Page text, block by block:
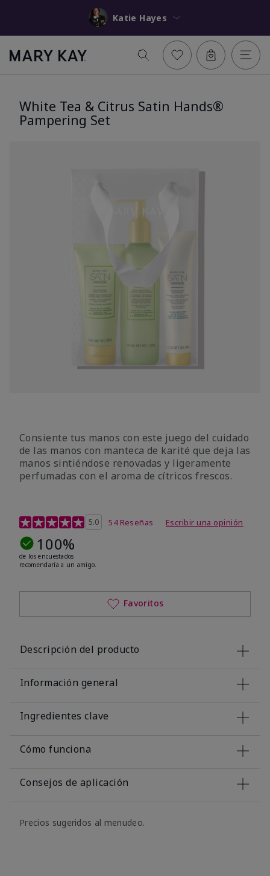
Katie Hayes
White Tea & Citrus Satin Hands®
Pampering Set
Consiente tus manos con este juego del cuidado
de las manos con manteca de karité que deja las
manos sintiéndose renovadas y ligeramente
perfumadas con el aroma de cítricos frescos.
Calificación de clientes de 4,7 de 5
5.0 54 Reseñas Escribir una opinión
100%
de los encuestados
recomendaría a un amigo.
Favoritos
Descripción del producto
Información general
Ingredientes clave
Cómo funciona
Consejos de aplicación
Precios sugeridos al menudeo.